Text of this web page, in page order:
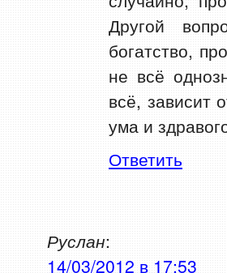
Другой
богатство,
не всё
всё, зависит
ума и
Ответить
Руслан:
14/03/2012 в 17:53